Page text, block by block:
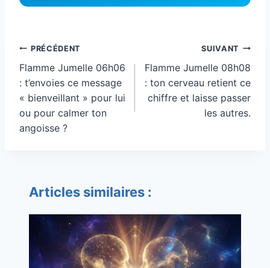
Navigation
de
l’article
PRÉCÉDENT
Flamme Jumelle 06h06
: t’envoies ce message
« bienveillant » pour lui
ou pour calmer ton
angoisse ?
SUIVANT
Flamme Jumelle 08h08
: ton cerveau retient ce
chiffre et laisse passer
les autres.
Articles similaires :